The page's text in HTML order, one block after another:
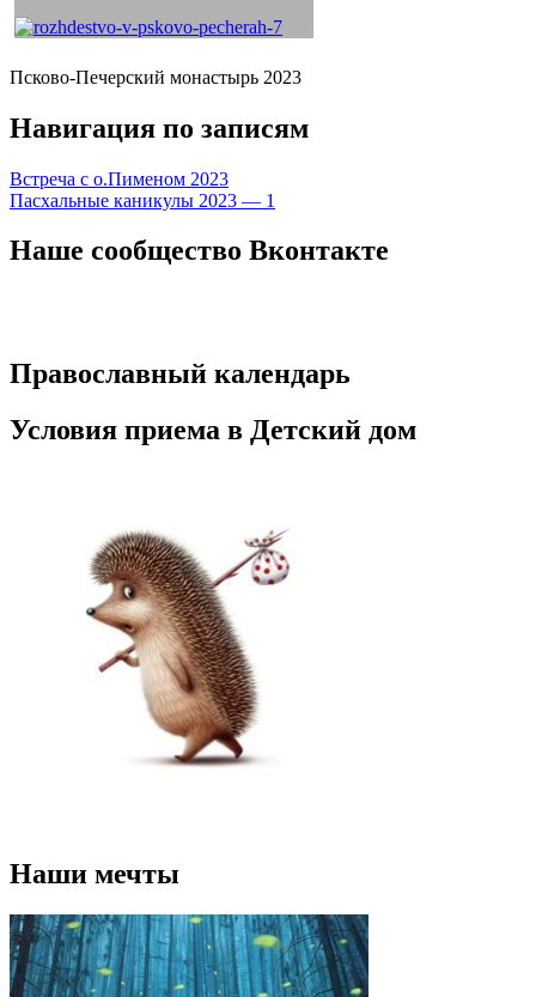
Псково-Печерский монастырь 2023
Навигация по записям
Встреча с о.Пименом 2023
Пасхальные каникулы 2023 — 1
Наше сообщество Вконтакте
Православный календарь
Условия приема в Детский дом
Наши мечты